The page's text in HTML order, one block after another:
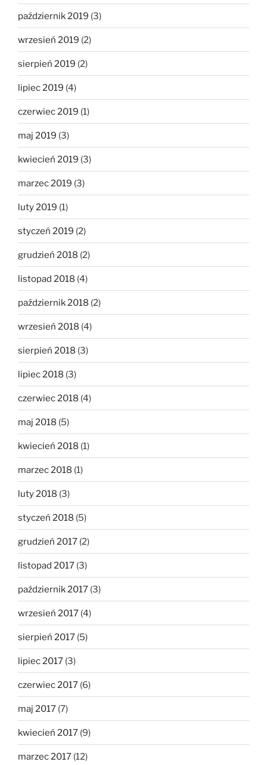
październik 2019 (3)
wrzesień 2019 (2)
sierpień 2019 (2)
lipiec 2019 (4)
czerwiec 2019 (1)
maj 2019 (3)
kwiecień 2019 (3)
marzec 2019 (3)
luty 2019 (1)
styczeń 2019 (2)
grudzień 2018 (2)
listopad 2018 (4)
październik 2018 (2)
wrzesień 2018 (4)
sierpień 2018 (3)
lipiec 2018 (3)
czerwiec 2018 (4)
maj 2018 (5)
kwiecień 2018 (1)
marzec 2018 (1)
luty 2018 (3)
styczeń 2018 (5)
grudzień 2017 (2)
listopad 2017 (3)
październik 2017 (3)
wrzesień 2017 (4)
sierpień 2017 (5)
lipiec 2017 (3)
czerwiec 2017 (6)
maj 2017 (7)
kwiecień 2017 (9)
marzec 2017 (12)